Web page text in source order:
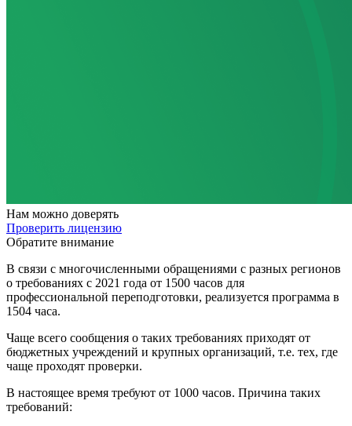
Нам можно доверять
Проверить лицензию
Обратите внимание
В связи с многочисленными обращениями с разных регионов
о требованиях с 2021 года от 1500 часов для
профессиональной переподготовки, реализуется программа в
1504 часа.
Чаще всего сообщения о таких требованиях приходят от
бюджетных учреждений и крупных организаций, т.е. тех, где
чаще проходят проверки.
В настоящее время требуют от 1000 часов. Причина таких
требований: